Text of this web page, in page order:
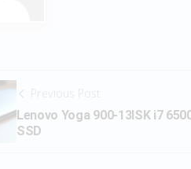
Previous Post
Lenovo Yoga 900-13ISK i7
SSD